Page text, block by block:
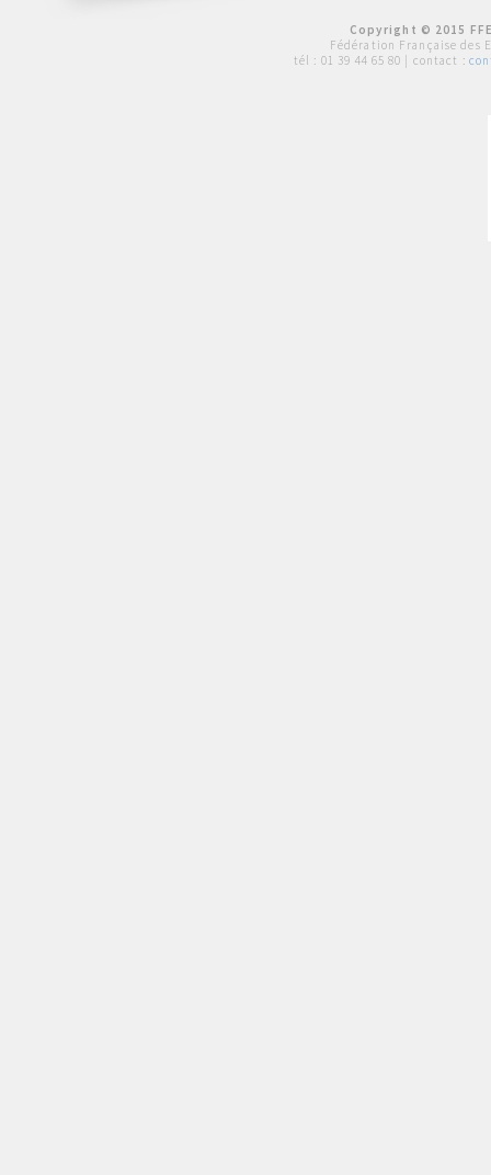
Copyright © 2015
Fédération Française des
tél : 01 39 44 65 80 | contact :